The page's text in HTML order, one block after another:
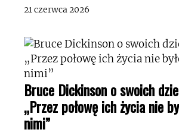
21 czerwca 2026
Bruce Dickinson o swoich
„Przez połowę ich życia nie
nimi”